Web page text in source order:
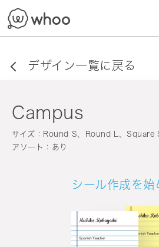
デザイン一覧に戻る
Campus
サイズ：Round S、Round L、Square
アソート：あり
シール作成を始